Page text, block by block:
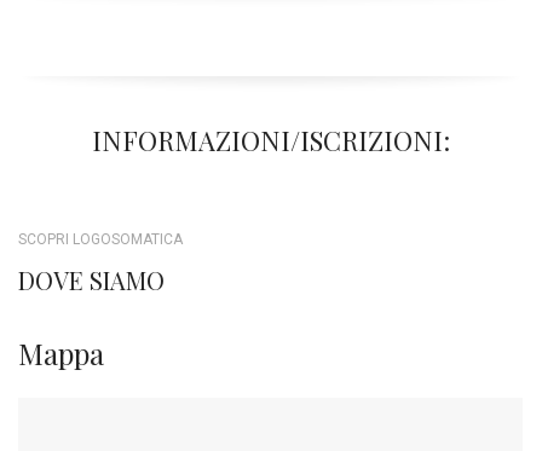
INFORMAZIONI/ISCRIZIONI:
SCOPRI LOGOSOMATICA
DOVE SIAMO
Mappa